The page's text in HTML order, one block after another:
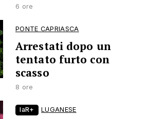
6 ore
PONTE CAPRIASCA
Arrestati dopo un
tentato furto con
scasso
8 ore
laR+ LUGANESE